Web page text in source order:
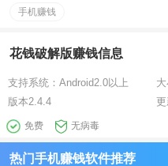
手机赚钱
花钱破解版赚钱信息
支持系统： Android2.0以上
版本2.4.4 更
免费 无病毒
热门手机赚钱软件推荐